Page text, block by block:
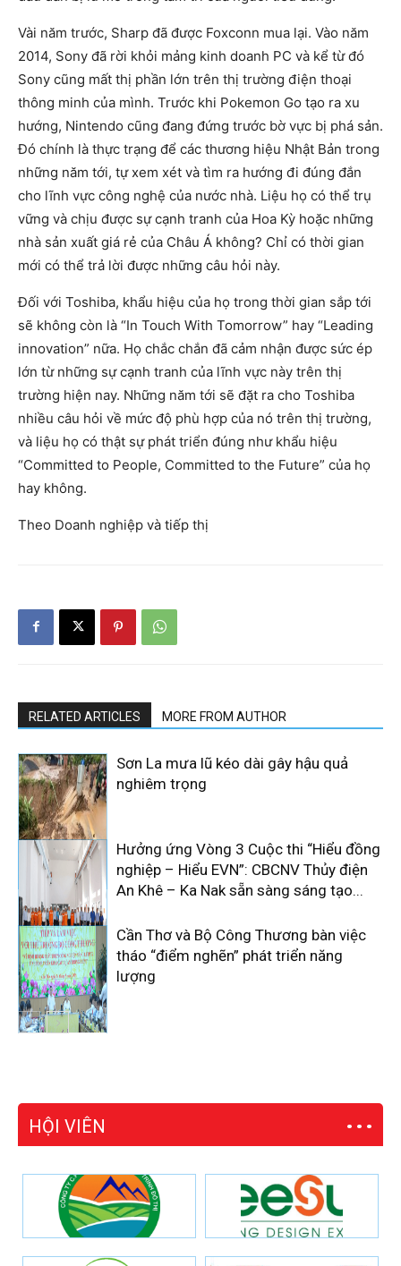
Vài năm trước, Sharp đã được Foxconn mua lại. Vào năm
2014, Sony đã rời khỏi mảng kinh doanh PC và kể từ đó
Sony cũng mất thị phần lớn trên thị trường điện thoại
thông minh của mình. Trước khi Pokemon Go tạo ra xu
hướng, Nintendo cũng đang đứng trước bờ vực bị phá sản.
Đó chính là thực trạng để các thương hiệu Nhật Bản trong
những năm tới, tự xem xét và tìm ra hướng đi đúng đắn
cho lĩnh vực công nghệ của nước nhà. Liệu họ có thể trụ
vững và chịu được sự cạnh tranh của Hoa Kỳ hoặc những
nhà sản xuất giá rẻ của Châu Á không? Chỉ có thời gian
mới có thể trả lời được những câu hỏi này.
Đối với Toshiba, khẩu hiệu của họ trong thời gian sắp tới
sẽ không còn là “In Touch With Tomorrow” hay “Leading
innovation” nữa. Họ chắc chắn đã cảm nhận được sức ép
lớn từ những sự cạnh tranh của lĩnh vực này trên thị
trường hiện nay. Những năm tới sẽ đặt ra cho Toshiba
nhiều câu hỏi về mức độ phù hợp của nó trên thị trường,
và liệu họ có thật sự phát triển đúng như khẩu hiệu
“Committed to People, Committed to the Future” của họ
hay không.
Theo Doanh nghiệp và tiếp thị
RELATED ARTICLES MORE FROM AUTHOR
Sơn La mưa lũ kéo dài gây hậu quả
nghiêm trọng
Hưởng ứng Vòng 3 Cuộc thi “Hiểu đồng
nghiệp – Hiểu EVN”: CBCNV Thủy điện
An Khê – Ka Nak sẵn sàng sáng tạo...
Cần Thơ và Bộ Công Thương bàn việc
tháo “điểm nghẽn” phát triển năng
lượng
HỘI VIÊN